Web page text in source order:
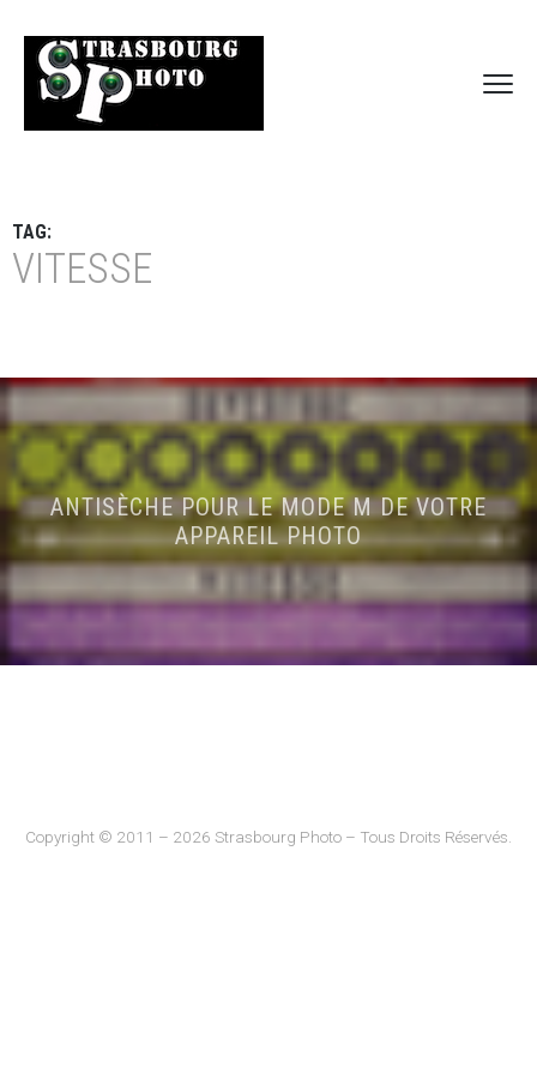
TAG:
VITESSE
ANTISÈCHE POUR LE MODE M DE VOTRE
APPAREIL PHOTO
Copyright © 2011 – 2026 Strasbourg Photo – Tous Droits Réservés.